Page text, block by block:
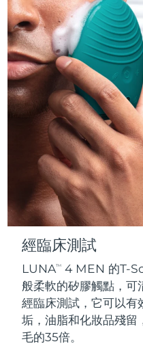
經臨床測試
LUNATM 4 MEN 的T-
般柔軟的矽膠觸點，可
經臨床測試，它可以
垢，油脂和化妝品殘留
毛的35倍。
FAQ™護膚
All FAQ™
FAQ™產
All anti-
FAQ™護膚
All FAQ™
FAQ™產
All LED
FAQ™產
All hair
FAQ™
All FAQ™
FAQ™
All toning
脫毛
PEACH™
PEACH™
IPL hair
PEACH™
Travel-
PEACH™
Cooling
BEAR™ 2
LUNA™ 4
Massaging
Firming
痘肌護理
Recurring
Acne
BEAR™
IRIS™ 2
眼部護膚
Advanced
眼部護理
毛孔護理
KIWI™
Diamond
KIWI™
Blackhead
LUNA™ 4
2-in-1 LED
FLIP™
LED light
NEW
issa™
Dual LED +
更多的
法國
法屬玻里尼西亞
德國
直布羅陀
中國香港特別行政區
匈牙利
印尼
愛爾蘭
曼島